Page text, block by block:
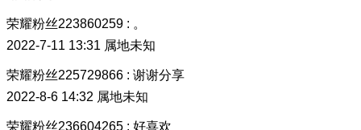
荣耀粉丝223860259 : 。
2022-7-11 13:31 属地未知
荣耀粉丝225729866 : 谢谢分享
2022-8-6 14:32 属地未知
荣耀粉丝236604265 : 好喜欢